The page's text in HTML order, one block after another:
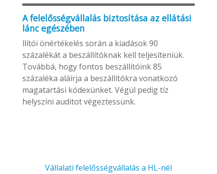
A felelősségvállalás biztosítása az ellátási
lánc egészében
llítói önértékelés során a kiadások 90
százalékát a beszállítóknak kell teljesíteniük.
Továbbá, hogy fontos beszállítóink 85
százaléka aláírja a beszállítókra vonatkozó
magatartási kódexünket. Végül pedig tíz
helyszíni auditot végeztessünk.
Vállalati felelősségvállalás a HL-nél